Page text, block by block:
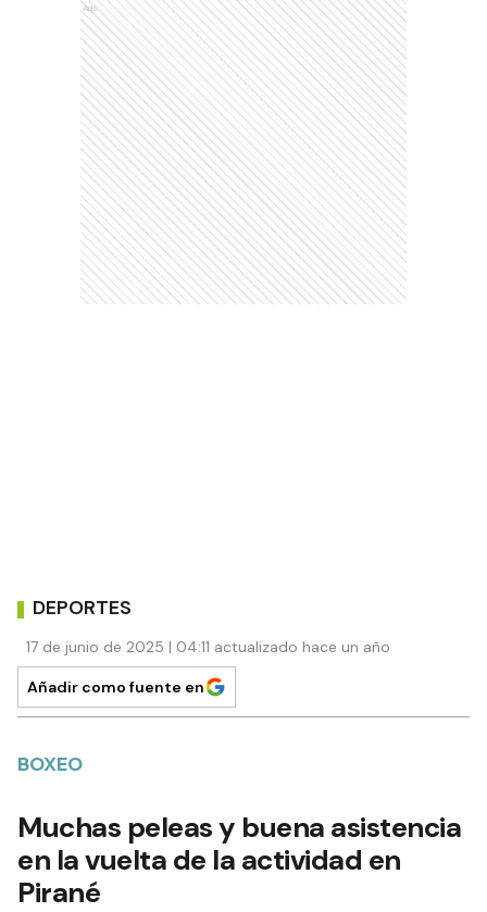
Ads
DEPORTES
17 de junio de 2025 | 04:11 actualizado hace un año
Añadir como fuente en
BOXEO
Muchas peleas y buena asistencia
en la vuelta de la actividad en
Pirané